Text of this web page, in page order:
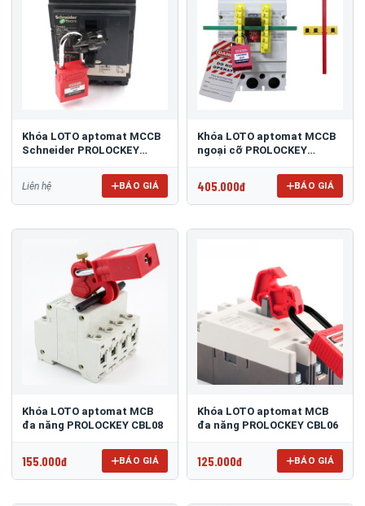
Khóa LOTO aptomat MCCB
Schneider PROLOCKEY
Liên hệ BÁO GIÁ
Khóa LOTO aptomat MCCB
ngoại cỡ PROLOCKEY
405.000đ BÁO GIÁ
Khóa LOTO aptomat MCB
đa năng PROLOCKEY CBL08
155.000đ BÁO GIÁ
Khóa LOTO aptomat MCB
đa năng PROLOCKEY CBL06
125.000đ BÁO GIÁ